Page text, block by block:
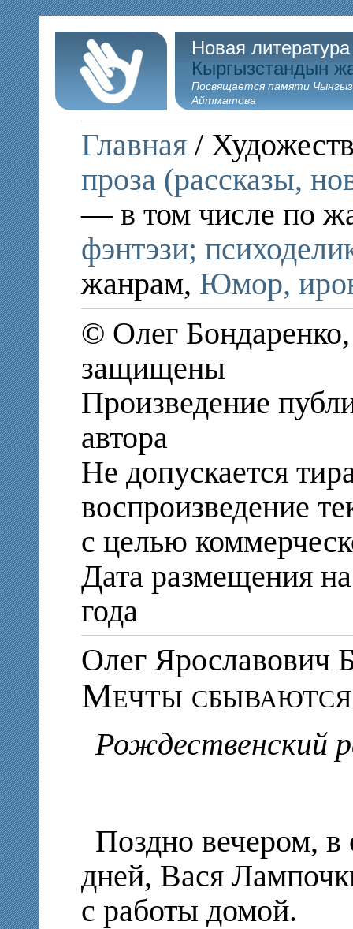
Новая
Кыргызстандын
Посвящается памяти
Айтматова
Главная /
проза (рассказы,
— в том числе по
фэнтэзи;
жанрам, Юмор,
© Олег
защищены
Произведение
автора
Не допускается
воспроизведение
с целью
Дата размещения
года
Олег
Мечты сбываются
Рождественский
Поздно вечером, в
дней, Вася
с работы домой.